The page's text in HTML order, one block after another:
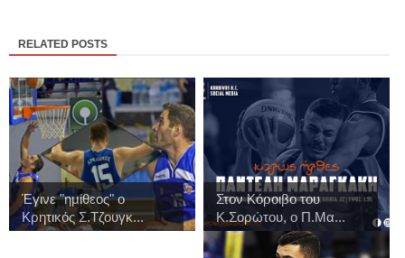
RELATED POSTS
Έγινε "ημίθεος" ο
Κρητικός Σ.Τζουγκ...
Στον Κόροιβο του
Κ.Σορώτου, ο Π.Μα...